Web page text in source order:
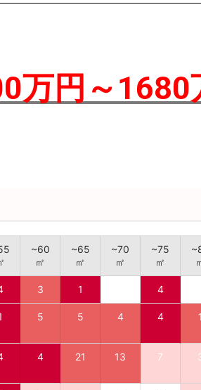
万円～1680
~60
㎡
~65
㎡
~70
㎡
~75
㎡
3 1 4
5 5 4 4 1
4 21 13 7